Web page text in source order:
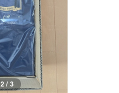
2 / 3